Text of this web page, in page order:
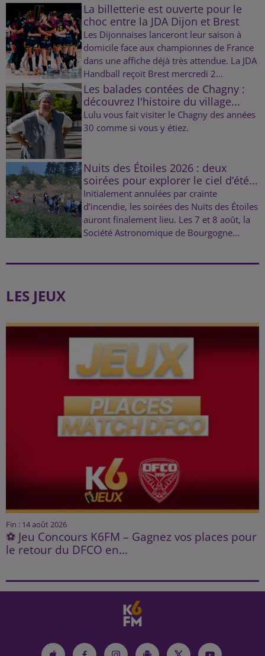
La billetterie est ouverte pour le
choc entre la JDA Dijon et Brest
Les Dijonnaises lanceront leur saison à
domicile face aux championnes de France
dans une affiche déjà très attendue. La JDA
Handball reçoit Brest mercredi 2...
Les balades contées de Chagny :
découvrez l'histoire du village...
Lulu vous fait visiter le Chagny des années
30 comme si vous y étiez.
Nuits des Étoiles 2026 : deux
soirées pour explorer le ciel d’été...
Initialement annulées par crainte
d’incendie, les soirées des Nuits des Étoiles
auront finalement lieu. Les 7 et 8 août, la
Société Astronomique de Bourgogne...
LES JEUX
Fin : 14 août 2026
⚽ Jeu Concours K6FM – Gagnez vos places pour
le retour du DFCO en...